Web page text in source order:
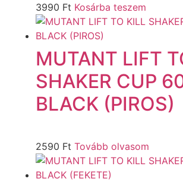
3990 Ft Kosárba teszem
MUTANT LIFT
SHAKER CUP
BLACK (PIROS)
2590 Ft Tovább olvasom